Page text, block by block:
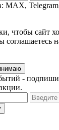
MAX,
чтобы сайт
соглашаетесь
-